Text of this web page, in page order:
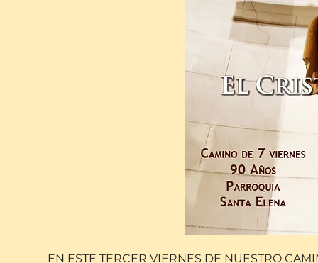
EN ESTE TERCER VIERNES DE NUESTRO